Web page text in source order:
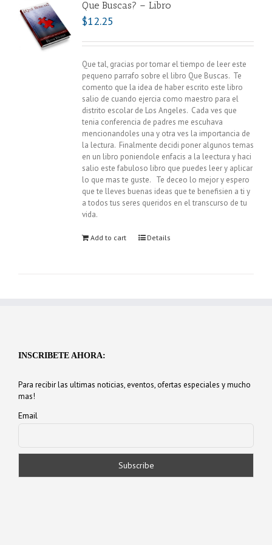
Que Buscas? – Libro
$12.25
Que tal, gracias por tomar el tiempo de leer este
pequeno parrafo sobre el libro Que Buscas. Te
comento que la idea de haber escrito este libro
salio de cuando ejercia como maestro para el
distrito escolar de Los Angeles. Cada ves que
tenia conferencia de padres me escuhava
mencionandoles una y otra ves la importancia de
la lectura. Finalmente decidi poner algunos temas
en un libro poniendole enfacis a la leectura y haci
salio este fabuloso libro que puedes leer y aplicar
lo que mas te guste. Te deceo lo mejor y espero
que te lleves buenas ideas que te benefisien a ti y
a todos tus seres queridos en el transcurso de tu
vida.
Add to cart Details
INSCRIBETE AHORA:
Para recibir las ultimas noticias, eventos, ofertas especiales y mucho
mas!
Email